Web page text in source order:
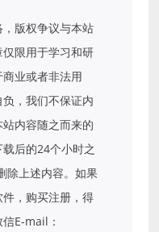
版权争议与本站
限用于学习和研
业或者非法用
，我们不保证内
内容随之而来的
后的24个小时之
除上述内容。如果
，购买注册，得
E-mail：